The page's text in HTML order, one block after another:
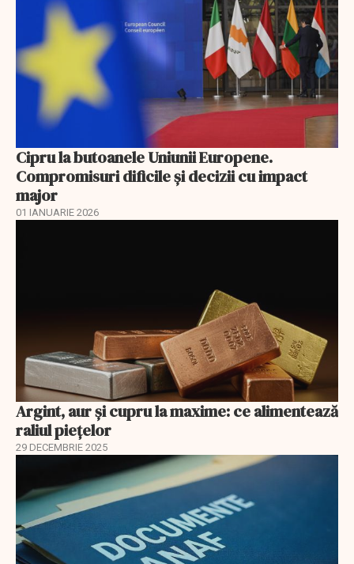
Cipru la butoanele Uniunii Europene.
Compromisuri dificile și decizii cu impact
major
01 IANUARIE 2026
Argint, aur și cupru la maxime: ce alimentează
raliul piețelor
29 DECEMBRIE 2025